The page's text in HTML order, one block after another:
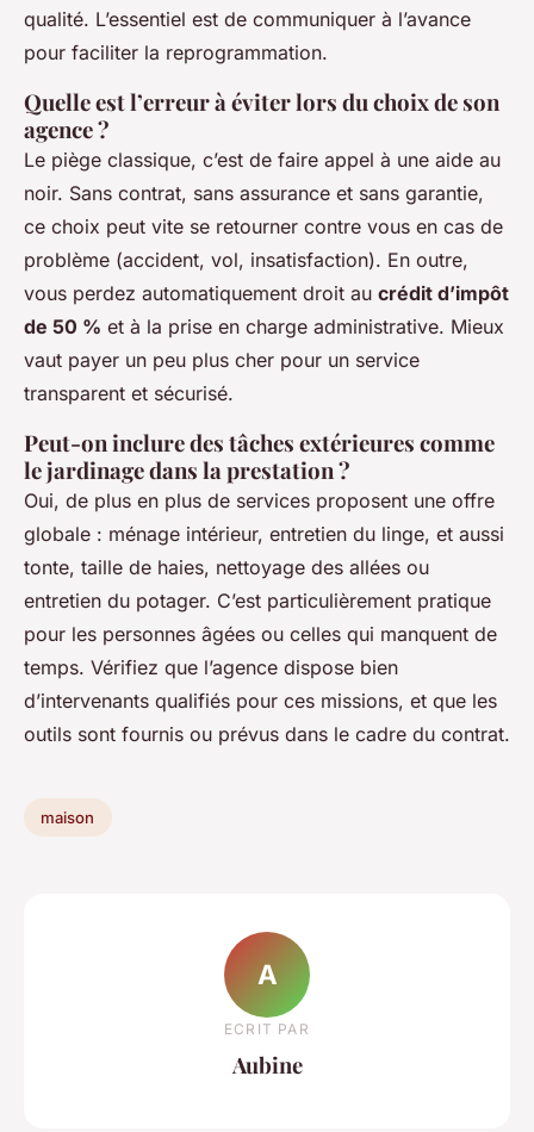
qualité. L’essentiel est de communiquer à l’avance
pour faciliter la reprogrammation.
Quelle est l’erreur à éviter lors du choix de son
agence ?
Le piège classique, c’est de faire appel à une aide au
noir. Sans contrat, sans assurance et sans garantie,
ce choix peut vite se retourner contre vous en cas de
problème (accident, vol, insatisfaction). En outre,
vous perdez automatiquement droit au crédit d’impôt
de 50 % et à la prise en charge administrative. Mieux
vaut payer un peu plus cher pour un service
transparent et sécurisé.
Peut-on inclure des tâches extérieures comme
le jardinage dans la prestation ?
Oui, de plus en plus de services proposent une offre
globale : ménage intérieur, entretien du linge, et aussi
tonte, taille de haies, nettoyage des allées ou
entretien du potager. C’est particulièrement pratique
pour les personnes âgées ou celles qui manquent de
temps. Vérifiez que l’agence dispose bien
d’intervenants qualifiés pour ces missions, et que les
outils sont fournis ou prévus dans le cadre du contrat.
maison
A
ECRIT PAR
Aubine